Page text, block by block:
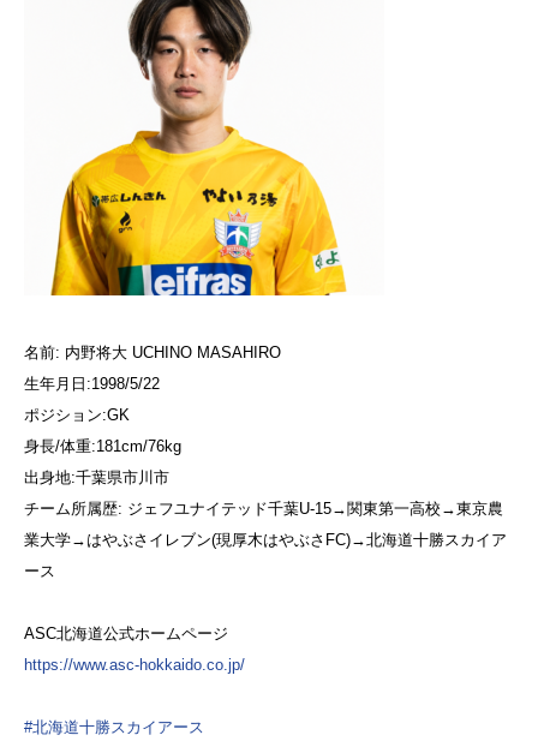
名前: 内野将大 UCHINO MASAHIRO
生年月日:1998/5/22
ポジション:GK
身長/体重:181cm/76kg
出身地:千葉県市川市
チーム所属歴: ジェフユナイテッド千葉U-15→関東第一高校→東京農
業大学→はやぶさイレブン(現厚木はやぶさFC)→北海道十勝スカイア
ース
ASC北海道公式ホームページ
https://www.asc-hokkaido.co.jp/
#北海道十勝スカイアース